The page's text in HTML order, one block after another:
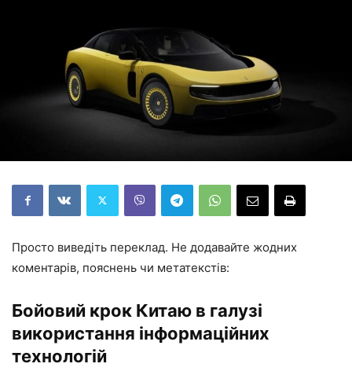
Просто виведіть переклад. Не додавайте жодних
коментарів, пояснень чи метатекстів:
Бойовий крок Китаю в галузі
використання інформаційних
технологій